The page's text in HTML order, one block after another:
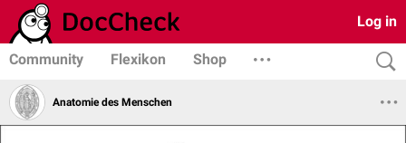
Log in
Community Flexikon Shop
Anatomie des Menschen